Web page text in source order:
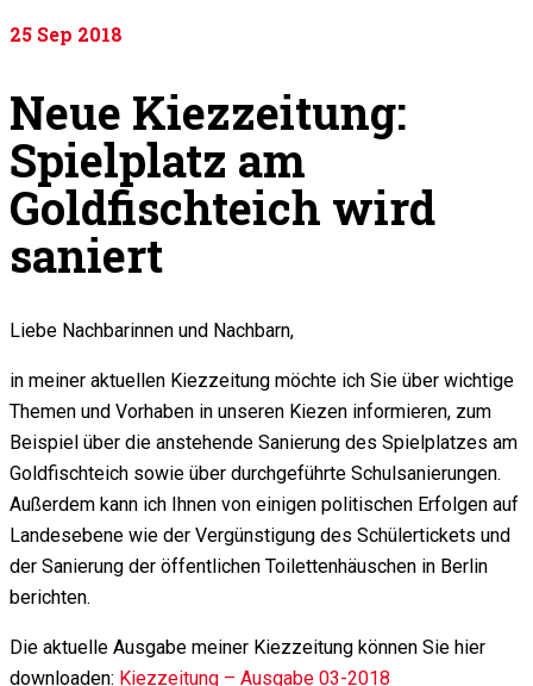
25 Sep 2018
Neue Kiezzeitung:
Spielplatz am
Goldfischteich wird
saniert
Liebe Nachbarinnen und Nachbarn,
in meiner aktuellen Kiezzeitung möchte ich Sie über wichtige
Themen und Vorhaben in unseren Kiezen informieren, zum
Beispiel über die anstehende Sanierung des Spielplatzes am
Goldfischteich sowie über durchgeführte Schulsanierungen.
Außerdem kann ich Ihnen von einigen politischen Erfolgen auf
Landesebene wie der Vergünstigung des Schülertickets und
der Sanierung der öffentlichen Toilettenhäuschen in Berlin
berichten.
Die aktuelle Ausgabe meiner Kiezzeitung können Sie hier
downloaden: Kiezzeitung – Ausgabe 03-2018